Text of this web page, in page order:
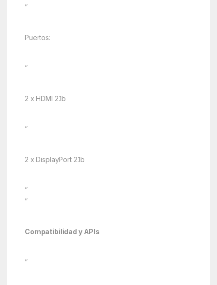
”
Puertos:
”
2 x HDMI 2.1b
”
2 x DisplayPort 2.1b
”
”
Compatibilidad y APIs
”